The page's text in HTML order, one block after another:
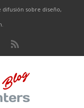
difusión sobre diseño,